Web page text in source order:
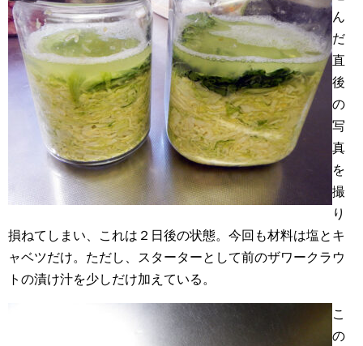
ん
だ
直
後
の
写
真
を
撮
り
損ねてしまい、これは２日後の状態。今回も材料は塩とキ
ャベツだけ。ただし、スターターとして前のザワークラウ
トの漬け汁を少しだけ加えている。
こ
の